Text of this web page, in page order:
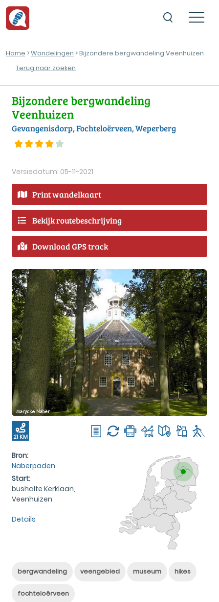
Home >Wandelingen > Bijzondere bergwandeling Veenhuizen
Terug naar zoeken
Bijzondere bergwandeling
Veenhuizen
Gevangenisdorp, Fochteloërveen, Weperberg
Versiedatum: 05-11-2021
Print wandelkaart
Bekijk routebeschrijving
Download GPS track
21 KM
Bron:
Naberpaden
Start:
bushalte Kerklaan,
Veenhuizen
Details
bergwandeling veengebied museum hikes
fochteloërveen